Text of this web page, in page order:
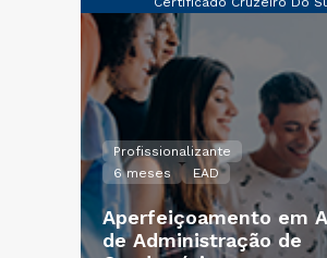
Profissionalizante
6 meses
EAD
Aperfeiçoamento em
de Administração de